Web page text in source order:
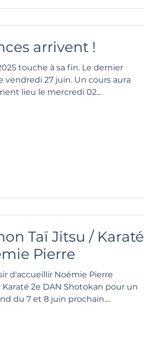
arrivent !
touche à sa fin. Le dernier
vendredi 27 juin. Un cours aura
lieu le mercredi 02...
Taï Jitsu / Karaté
Pierre
d'accueillir Noémie Pierre
2e DAN Shotokan pour un
du 7 et 8 juin prochain....